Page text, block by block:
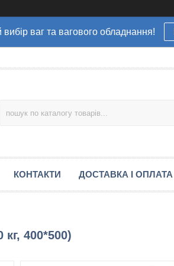
вибір ваг та вагового обладнання!
КОНТАКТИ ДОСТАВКА І ОПЛАТА
400*500)